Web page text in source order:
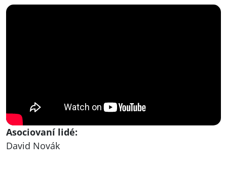
Asociovaní lidé:
David Novák